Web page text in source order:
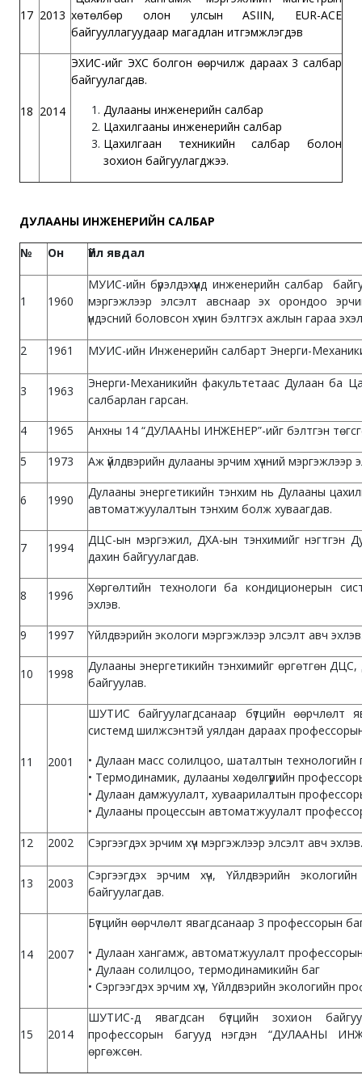
17 2013 хөтөлбөр олон улсын ASIIN, EUR-ACE
байгууллагуудаар магадлан итгэмжлэгдэв
18 2014
ЭХИС-ийг ЭХС болгон өөрчилж дараах 3 салбар
байгуулагдав.
Дулааны инженерийн салбар
Цахилгааны инженерийн салбар
Цахилгаан техникийн салбар болон
зохион байгуулагджээ.
ДУЛААНЫ ИНЖЕНЕРИЙН САЛБАР
№ Он Үйл явдал
1 1960
МУИС-ийн бүрэлдэхүүнд инженерийн салбар
мэргэжлээр элсэлт авснаар эх орондоо
үндэсний боловсон хүчин бэлтгэх ажлын гараа
2 1961 МУИС-ийн Инженерийн салбарт Энерги-
3 1963
Энерги-Механикийн факультетаас Дулаан ба
салбарлан гарсан.
4
1965
Анхны 14 “ДУЛААНЫ ИНЖЕНЕР”-ийг бэлтгэн
5
1973 Аж үйлдвэрийн дулааны эрчим хүчний мэргэжлээр
6 1990
Дулааны энергетикийн тэнхим нь Дулааны
автоматжуулалтын тэнхим болж хуваагдав.
7 1994
ДЦС-ын мэргэжил, ДХА-ын тэнхимийг нэгтгэн
дахин байгуулагдав.
8 1996
Хөргөлтийн технологи ба кондиционерын
эхлэв.
9
1997 Үйлдвэрийн экологи мэргэжлээр элсэлт авч
10 1998
Дулааны энергетикийн тэнхимийг өргөтгөн
байгуулав.
11 2001
ШУТИС байгуулагдсанаар бүтцийн өөрчлөлт
системд шилжсэнтэй уялдан дараах
• Дулаан масс солилцоо, шаталтын
• Термодинамик, дулааны хөдөлгүүрийн
• Дулаан дамжуулалт, хуваарилалтын
• Дулааны процессын автоматжуулалт
12 2002 Сэргээгдэх эрчим хүч мэргэжлээр элсэлт авч эхлэв.
13 2003
Сэргээгдэх эрчим хүч, Үйлдвэрийн
байгуулагдав.
14 2007
Бүтцийн өөрчлөлт явагдсанаар 3 профессорын
• Дулаан хангамж, автоматжуулалт
• Дулаан солилцоо, термодинамикийн баг
• Сэргээгдэх эрчим хүч, Үйлдвэрийн экологийн
15 2014
ШУТИС-д явагдсан бүтцийн зохион
профессорын багууд нэгдэн “ДУЛААНЫ
өргөжсөн.